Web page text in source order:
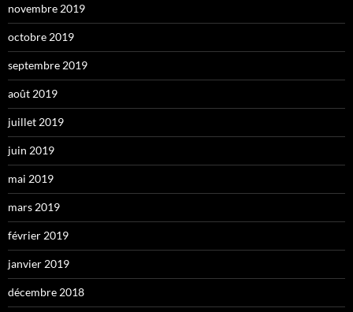
novembre 2019
octobre 2019
septembre 2019
août 2019
juillet 2019
juin 2019
mai 2019
mars 2019
février 2019
janvier 2019
décembre 2018